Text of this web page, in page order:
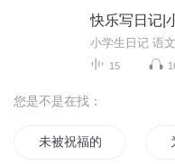
快乐写日记|
15
您是不是在找：
未被祝福的幸福